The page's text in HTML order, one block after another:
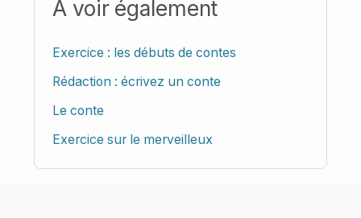
À voir également
Exercice : les débuts de contes
Rédaction : écrivez un conte
Le conte
Exercice sur le merveilleux